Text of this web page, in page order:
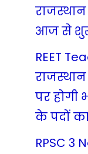
आज से
REET
पर होगी
के पदों
RPSC 3